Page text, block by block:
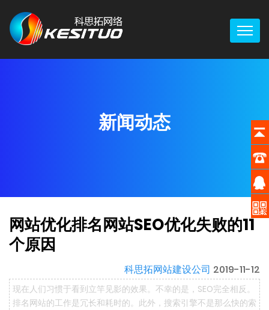
新闻动态
网站优化排名网站SEO优化失败的11
个原因
科思拓网站建设公司 2019-11-12
现在人们习惯于看到立竿见影的效果。不幸的是，SEO完全相反。
排名网站的工作是冗长和耗时的。此外，搜索引擎不是那么快的索